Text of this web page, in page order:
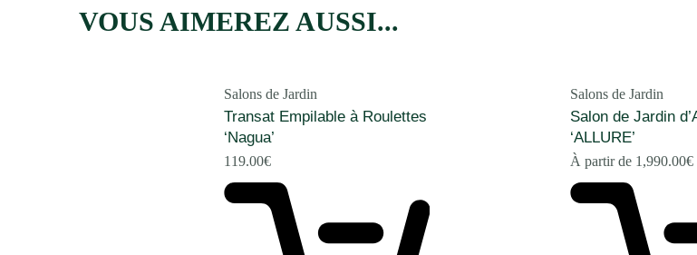
VOUS AIMEREZ AUSSI...
Salons de Jardin
Transat Empilable à Roulettes
‘Nagua’
119.00€
Salons de Jardin
Salon de Jardin
‘ALLURE’
À partir de 1,990.00€